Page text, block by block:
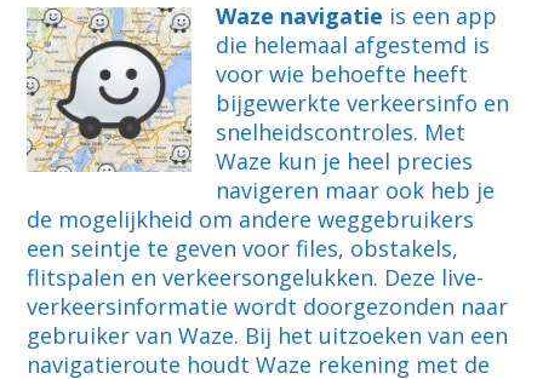
Waze navigatie is een app
die helemaal afgestemd is
voor wie behoefte heeft
bijgewerkte verkeersinfo en
snelheidscontroles. Met
Waze kun je heel precies
navigeren maar ook heb je
de mogelijkheid om andere weggebruikers
een seintje te geven voor files, obstakels,
flitspalen en verkeersongelukken. Deze live-
verkeersinformatie wordt doorgezonden naar
gebruiker van Waze. Bij het uitzoeken van een
navigatieroute houdt Waze rekening met de